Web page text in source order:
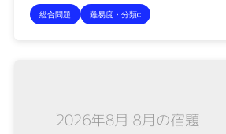
総合問題 難易度・分類c